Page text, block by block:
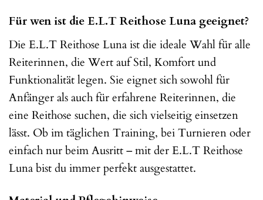
Für wen ist die E.L.T Reithose Luna geeignet?
Die E.L.T Reithose Luna ist die ideale Wahl für alle
Reiterinnen, die Wert auf Stil, Komfort und
Funktionalität legen. Sie eignet sich sowohl für
Anfänger als auch für erfahrene Reiterinnen, die
eine Reithose suchen, die sich vielseitig einsetzen
lässt. Ob im täglichen Training, bei Turnieren oder
einfach nur beim Ausritt – mit der E.L.T Reithose
Luna bist du immer perfekt ausgestattet.